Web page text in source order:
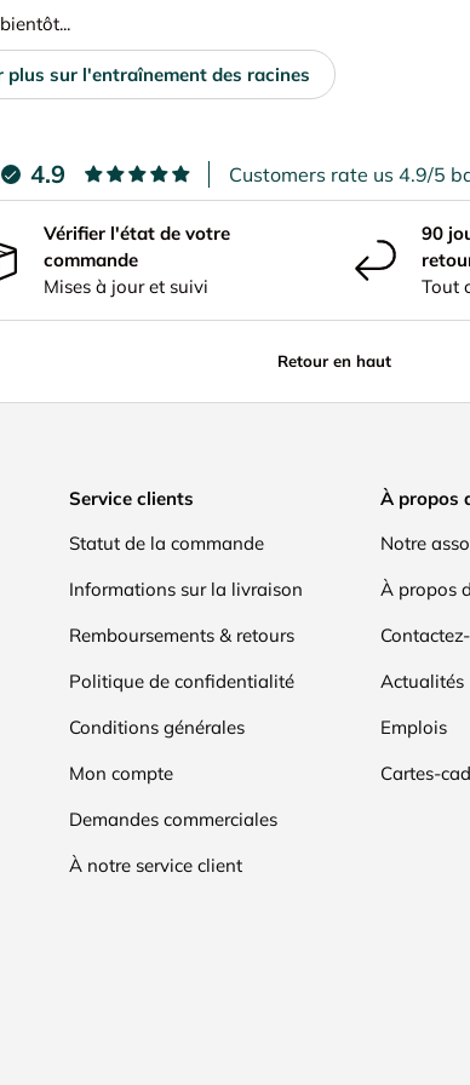
plus sur l'entraînement des racines
4.9 Customers rate us 4.9/5
Vérifier l'état de votre
commande
Mises à jour et suivi
90
Tout
Retour en haut
Service clients
Statut de la commande
Informations sur la livraison
Remboursements & retours
Politique de confidentialité
Conditions générales
Mon compte
Demandes commerciales
À notre service client
À propos
Notre
À propos
Actualités
Emplois
Cartes-